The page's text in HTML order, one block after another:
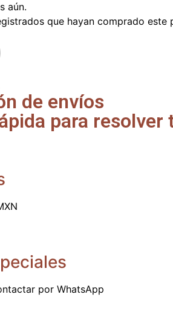
aún.
que hayan comprado
de envíos
para resolver
por WhatsApp